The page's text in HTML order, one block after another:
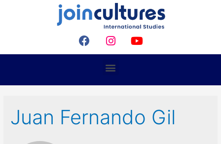
Juan Fernando Gil